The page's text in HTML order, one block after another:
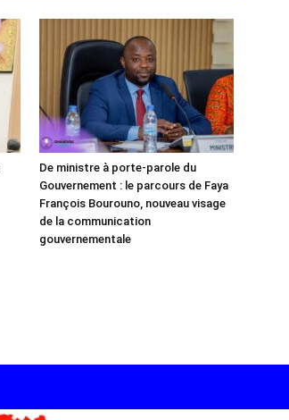
De ministre à porte-parole du
Gouvernement : le parcours de Faya
François Bourouno, nouveau visage
de la communication
gouvernementale